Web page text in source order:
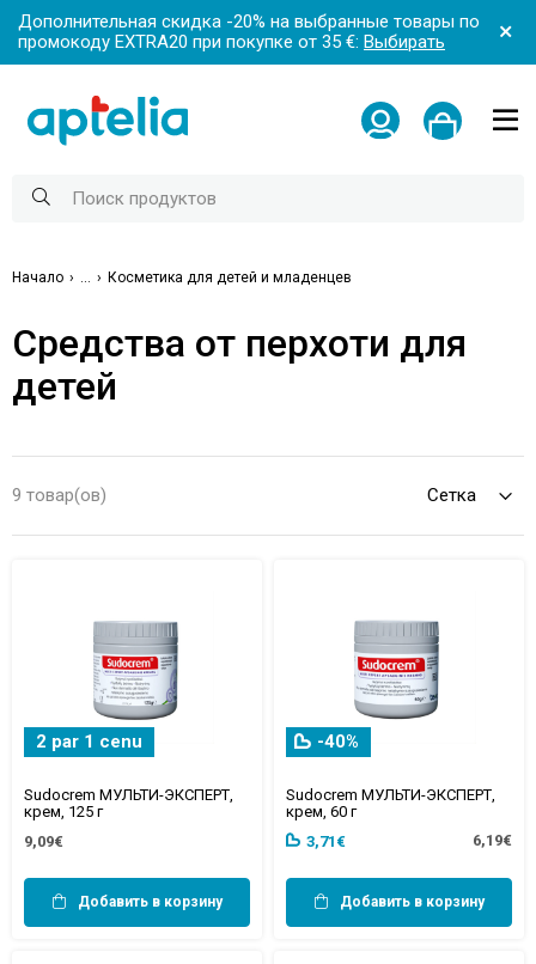
Дополнительная скидка -20% на выбранные товары по
промокоду EXTRA20 при покупке от 35 €: Выбирать
Начало Косметика для детей и младенцев
Средства от перхоти для
детей
9 товар(ов)
2 par 1 cenu
Sudocrem МУЛЬТИ-ЭКСПЕРТ,
крем, 125 г
9,09€
Добавить в корзину
-40%
Sudocrem МУЛЬТИ-ЭКСПЕРТ,
крем, 60 г
3,71€
6,19€
Добавить в корзину